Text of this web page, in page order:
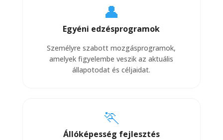
👤
Egyéni edzésprogramok
Személyre szabott mozgásprogramok,
amelyek figyelembe veszik az aktuális
állapotodat és céljaidat.
🏃
Állóképesség fejlesztés